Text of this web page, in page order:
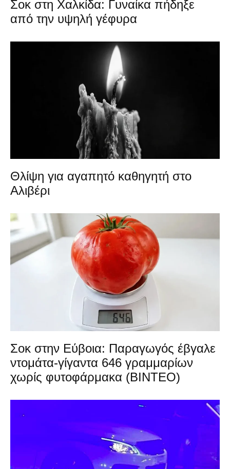
Σοκ στη Χαλκίδα: Γυναίκα πήδηξε
από την υψηλή γέφυρα
Θλίψη για αγαπητό καθηγητή στο
Αλιβέρι
Σοκ στην Εύβοια: Παραγωγός έβγαλε
ντομάτα-γίγαντα 646 γραμμαρίων
χωρίς φυτοφάρμακα (ΒΙΝΤΕΟ)